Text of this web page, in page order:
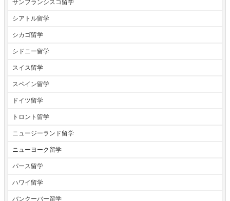
サンフランシスコ留学
シアトル留学
シカゴ留学
シドニー留学
スイス留学
スペイン留学
ドイツ留学
トロント留学
ニュージーランド留学
ニューヨーク留学
パース留学
ハワイ留学
バンクーバー留学